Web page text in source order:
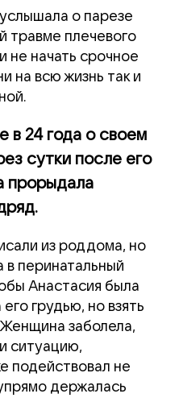
о парезе
плечевого
не начать срочное
на всю жизнь так и
в 24 года о своем
сутки после его
прорыдала
из роддома, но
в перинатальный
Анастасия была
грудью, но взять
заболела,
ситуацию,
подействовал не
держалась